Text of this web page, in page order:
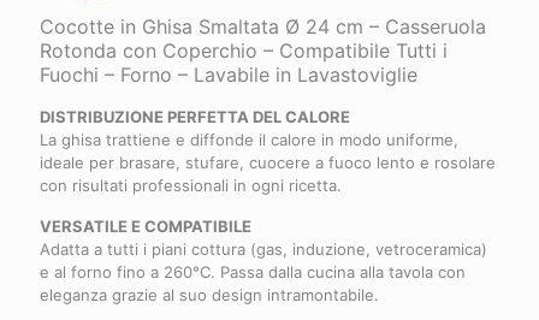
Cocotte in Ghisa Smaltata Ø 24 cm – Casseruola
Rotonda con Coperchio – Compatibile Tutti i
Fuochi – Forno – Lavabile in Lavastoviglie
DISTRIBUZIONE PERFETTA DEL CALORE
La ghisa trattiene e diffonde il calore in modo uniforme,
ideale per brasare, stufare, cuocere a fuoco lento e rosolare
con risultati professionali in ogni ricetta.
VERSATILE E COMPATIBILE
Adatta a tutti i piani cottura (gas, induzione, vetroceramica)
e al forno fino a 260°C. Passa dalla cucina alla tavola con
eleganza grazie al suo design intramontabile.